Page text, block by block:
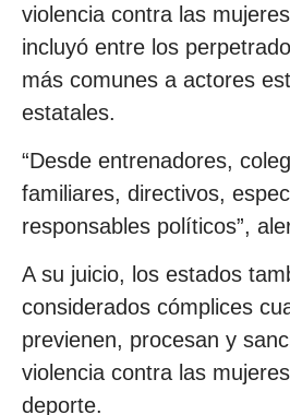
violencia contra las
incluyó entre los
más comunes a actores
estatales.
“Desde entrenadores,
familiares, directivos,
responsables políticos”,
A su juicio, los estados
considerados cómplices
previenen, procesan y
violencia contra las
deporte.